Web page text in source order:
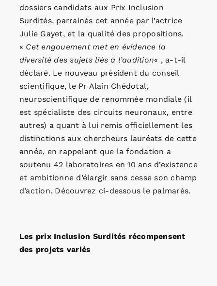
dossiers candidats aux Prix Inclusion
Surdités, parrainés cet année par l’actrice
Julie Gayet, et la qualité des propositions.
« Cet engouement met en évidence la
diversité des sujets liés à l’audition« , a-t-il
déclaré. Le nouveau président du conseil
scientifique, le Pr Alain Chédotal,
neuroscientifique de renommée mondiale (il
est spécialiste des circuits neuronaux, entre
autres) a quant à lui remis officiellement les
distinctions aux chercheurs lauréats de cette
année, en rappelant que la fondation a
soutenu 42 laboratoires en 10 ans d’existence
et ambitionne d’élargir sans cesse son champ
d’action. Découvrez ci-dessous le palmarès.
Les prix Inclusion Surdités récompensent
des projets variés